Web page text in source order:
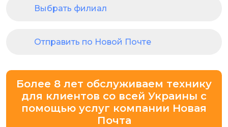
Выбрать филиал
Отправить по Новой Почте
Более 8 лет обслуживаем технику
для клиентов со всей Украины с
помощью услуг компании Новая
Почта